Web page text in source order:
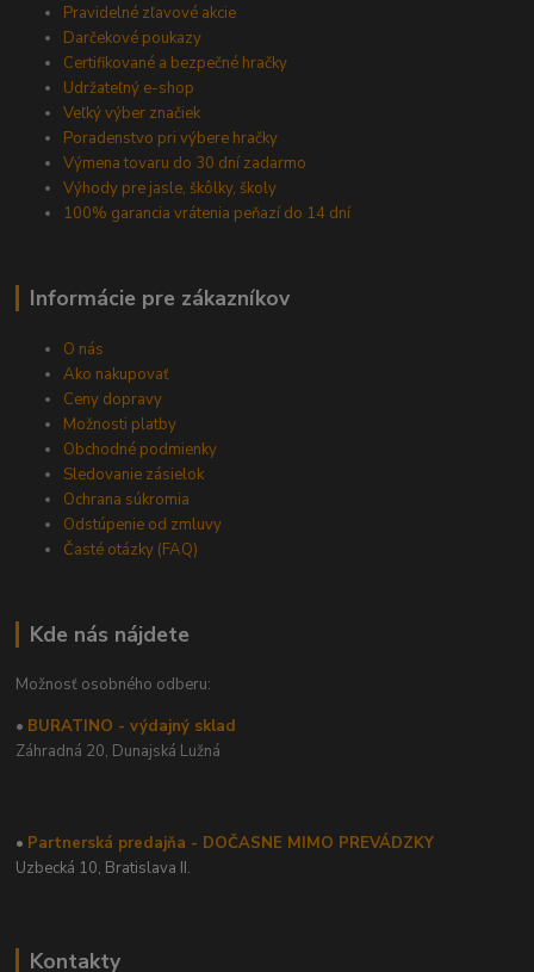
Pravidelné zľavové akcie
Darčekové poukazy
Certifikované a bezpečné hračky
Udržateľný e-shop
Veľký výber značiek
Poradenstvo pri výbere hračky
Výmena tovaru do 30 dní zadarmo
Výhody pre jasle, škôlky, školy
100% garancia vrátenia peňazí do 14 dní
Informácie pre zákazníkov
O nás
Ako nakupovať
Ceny dopravy
Možnosti platby
Obchodné podmienky
Sledovanie zásielok
Ochrana súkromia
Odstúpenie od zmluvy
Časté otázky (FAQ)
Kde nás nájdete
Možnosť osobného odberu:
• BURATINO - výdajný sklad
Záhradná 20, Dunajská Lužná
• Partnerská predajňa - DOČASNE MIMO PREVÁDZKY
Uzbecká 10, Bratislava II.
Kontakty